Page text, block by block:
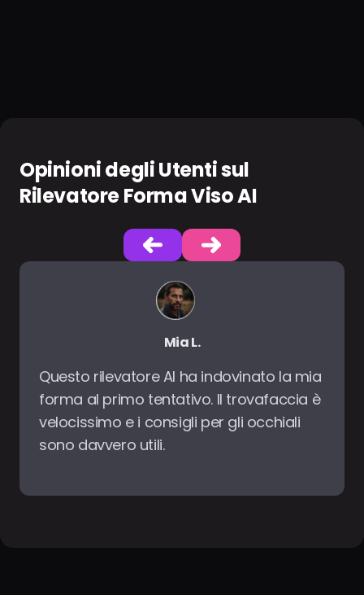
Opinioni degli Utenti sul
Rilevatore Forma Viso AI
Jordan K.
Caricamento semplice e risultato in
pochi secondi. Il trovafaccia mi è
sembrato preciso; l’analizzatore mi ha
spiegato perché sono "ovale".